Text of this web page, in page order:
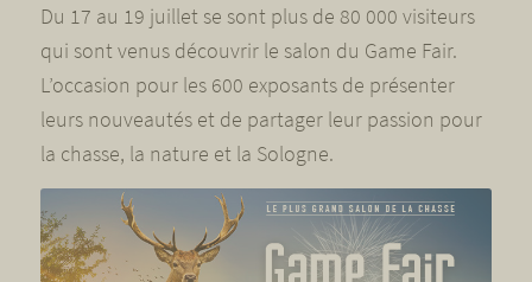
Du 17 au 19 juillet se sont plus de 80 000 visiteurs
qui sont venus découvrir le salon du Game Fair.
L’occasion pour les 600 exposants de présenter
leurs nouveautés et de partager leur passion pour
la chasse, la nature et la Sologne.